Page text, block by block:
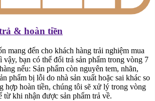
& hoàn tiền
mang đến cho khách hàng trải nghiệm mua
vậy, bạn có thể đổi trả sản phẩm trong vòng 7
nếu: Sản phẩm còn nguyên tem, nhãn,
phẩm bị lỗi do nhà sản xuất hoặc sai khác so
hợp hoàn tiền, chúng tôi sẽ xử lý trong vòng
từ khi nhận được sản phẩm trả về.